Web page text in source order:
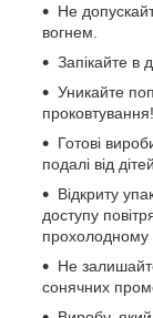
Не
вогнем.
Запікайте в
Уникайте
проковтування!
Готові
подалі від
Відкриту
доступу
прохолодному
Не
сонячних